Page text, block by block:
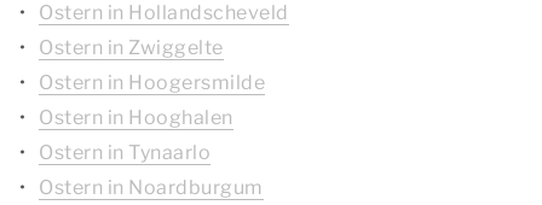
Ostern in Hollandscheveld
Ostern in Zwiggelte
Ostern in Hoogersmilde
Ostern in Hooghalen
Ostern in Tynaarlo
Ostern in Noardburgum